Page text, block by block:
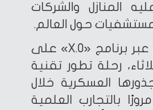
المنازل والشركات
حول العالم.
واستعرض شريف جويفل عبر برنامج «X.O» على
رحلة تطور تقنية
العسكرية خلال
بالتجارب العلمية